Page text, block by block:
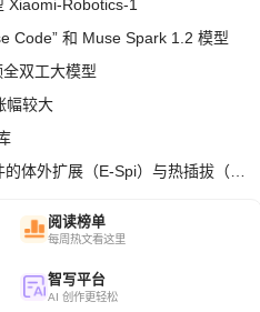
Xiaomi-Robotics-1
Code” 和 Muse Spark 1.2 模型
双工大模型
幅较大
阅读榜单
每周热文看这里
智写平台
AI 创作更轻松